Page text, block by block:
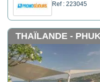
Ref : 223045
THAÏLANDE -